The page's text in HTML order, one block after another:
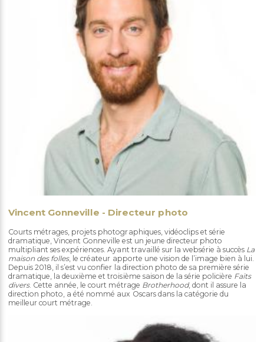
Vincent Gonneville - Directeur photo
Courts métrages, projets photographiques, vidéoclips et série
dramatique, Vincent Gonneville est un jeune directeur photo
multipliant ses expériences. Ayant travaillé sur la websérie à succès La
maison des folles, le créateur apporte une vision de l’image bien à lui.
Depuis 2018, il s’est vu confier la direction photo de sa première série
dramatique, la deuxième et troisième saison de la série policière Faits
divers. Cette année, le court métrage Brotherhood, dont il assure la
direction photo, a été nommé aux Oscars dans la catégorie du
meilleur court métrage.